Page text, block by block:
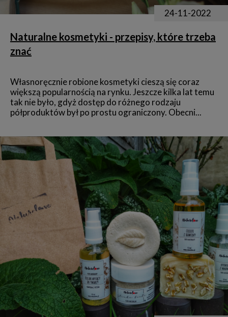
24-11-2022
Naturalne kosmetyki - przepisy, które trzeba
znać
Własnoręcznie robione kosmetyki cieszą się coraz
większą popularnością na rynku. Jeszcze kilka lat temu
tak nie było, gdyż dostęp do różnego rodzaju
półproduktów był po prostu ograniczony. Obecni...